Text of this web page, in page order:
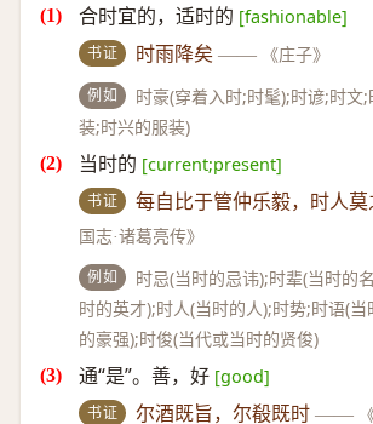
合时宜的，适时的 [fashionable]
书证 时雨降矣 —— 《庄子》
例如
时豪(穿着入时;时髦);时谚;时文
装;时兴的服装)
当时的 [current;present]
书证 每自比于管仲乐毅，时人莫
国志·诸葛亮传》
例如
时忌(当时的忌讳);时辈(当时的
时的英才);时人(当时的人);时势;时语(
的豪强);时俊(当代或当时的贤俊)
通“是”。善，好 [good]
书证 尔酒既旨，尔殽既时 ——